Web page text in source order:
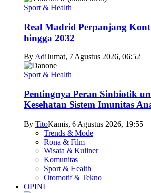
Sport & Health
Real Madrid Perpanjang
hingga 2032
By AdiJumat, 7 Agustus 2026, 06:52
Sport & Health
Pentingnya Peran Sinbiotik
Kesehatan Sistem Imunitas
By TitoKamis, 6 Agustus 2026, 19:55
Trends & Mode
Rona & Film
Wisata & Kuliner
Komunitas
Sport & Health
Otomotif & Tekno
OPINI